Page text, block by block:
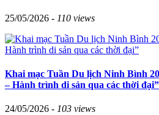
25/05/2026 - 110 views
Khai mạc Tuần Du lịch Ninh Bình
– Hành trình di sản qua các thời đại”
24/05/2026 - 103 views